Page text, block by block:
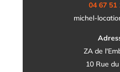
04 67 51
michel-
ZA de
10 Rue